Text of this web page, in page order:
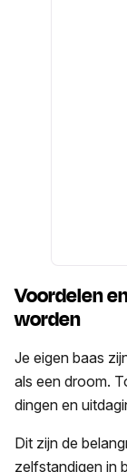
Voordelen
worden
Je eigen baas
als een droom.
dingen en
Dit zijn de
zelfstandigen in